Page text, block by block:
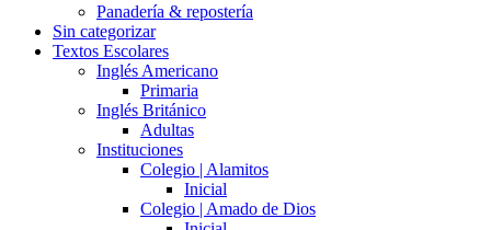
Panadería & repostería
Sin categorizar
Textos Escolares
Inglés Americano
Primaria
Inglés Británico
Adultas
Instituciones
Colegio | Alamitos
Inicial
Colegio | Amado de Dios